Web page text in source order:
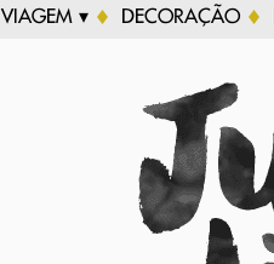
VIAGEM ▾ DECORAÇÃO